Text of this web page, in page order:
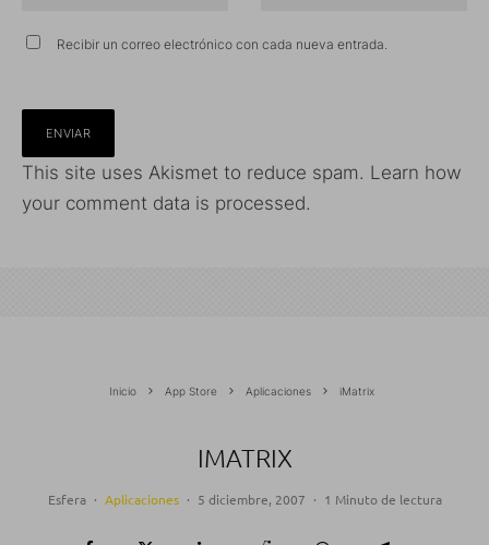
Recibir un correo electrónico con cada nueva entrada.
This site uses Akismet to reduce spam. Learn how
your comment data is processed.
Inicio App Store Aplicaciones iMatrix
IMATRIX
Esfera · Aplicaciones · 5 diciembre, 2007 · 1 Minuto de lectura